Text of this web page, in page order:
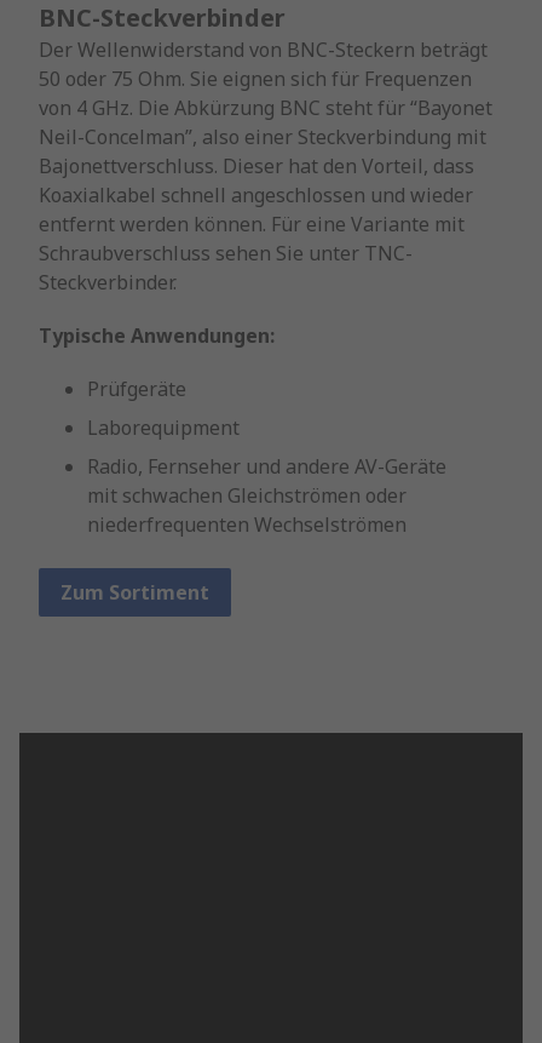
BNC-Steckverbinder
Der Wellenwiderstand von BNC-Steckern beträgt
50 oder 75 Ohm. Sie eignen sich für Frequenzen
von 4 GHz. Die Abkürzung BNC steht für “Bayonet
Neil-Concelman”, also einer Steckverbindung mit
Bajonettverschluss. Dieser hat den Vorteil, dass
Koaxialkabel schnell angeschlossen und wieder
entfernt werden können. Für eine Variante mit
Schraubverschluss sehen Sie unter TNC-
Steckverbinder.
Typische Anwendungen:
Prüfgeräte
Laborequipment
Radio, Fernseher und andere AV-Geräte
mit schwachen Gleichströmen oder
niederfrequenten Wechselströmen
Zum Sortiment